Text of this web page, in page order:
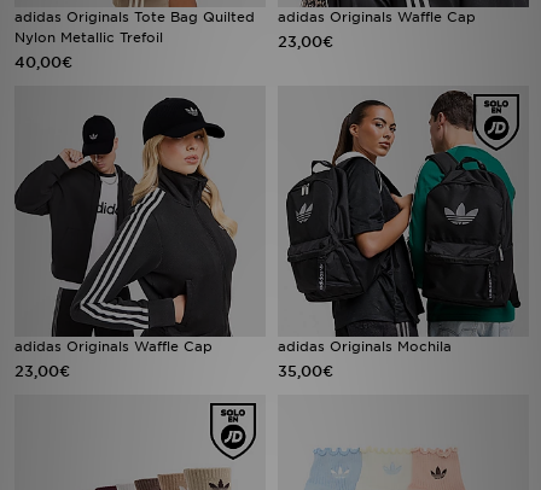
adidas Originals Tote Bag Quilted
Nylon Metallic Trefoil
40,00€
adidas Originals Waffle Cap
23,00€
adidas Originals Waffle Cap
23,00€
adidas Originals Mochila
35,00€